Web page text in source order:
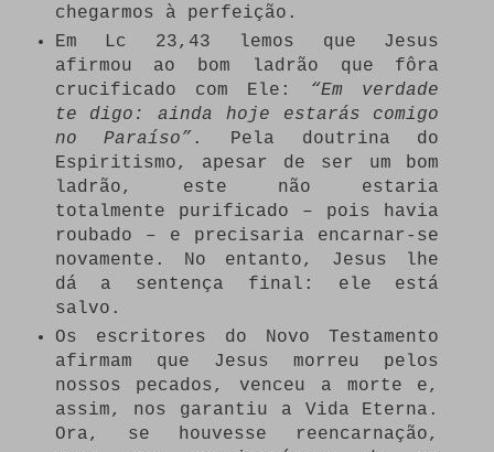
chegarmos à perfeição.
Em Lc 23,43 lemos que Jesus
afirmou ao bom ladrão que fôra
crucificado com Ele: “Em verdade
te digo: ainda hoje estarás comigo
no Paraíso” . Pela doutrina do
Espiritismo, apesar de ser um bom
ladrão, este não estaria
totalmente purificado – pois havia
roubado – e precisaria encarnar-se
novamente. No entanto, Jesus lhe
dá a sentença final: ele está
salvo.
Os escritores do Novo Testamento
afirmam que Jesus morreu pelos
nossos pecados, venceu a morte e,
assim, nos garantiu a Vida Eterna.
Ora, se houvesse reencarnação,